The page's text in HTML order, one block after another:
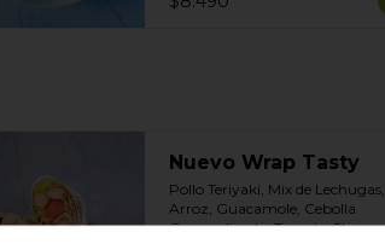
Nuevo Wrap Tasty
Pollo Teriyaki, Mix de Lechugas,
Arroz, Guacamole, Cebolla
Caramelizada, Tomate Cherry,